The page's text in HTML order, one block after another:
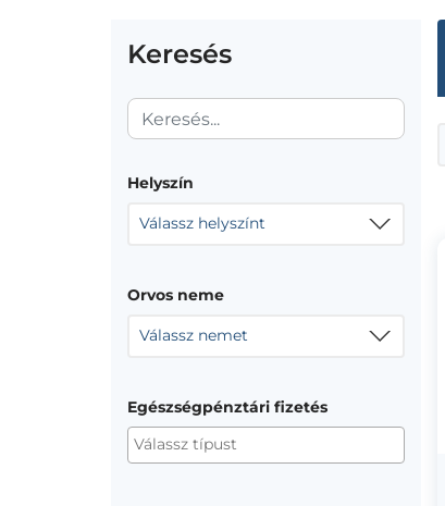
Keresés
Helyszín
Válassz helyszínt
Orvos neme
Válassz nemet
Egészségpénztári fizetés